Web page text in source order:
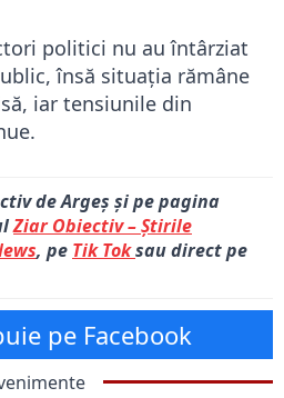
politici nu au întârziat
însă situația rămâne
iar tensiunile din
de Argeș și pe pagina
Ziar Obiectiv – Știrile
, pe Tik Toksau direct pe
pe Facebook